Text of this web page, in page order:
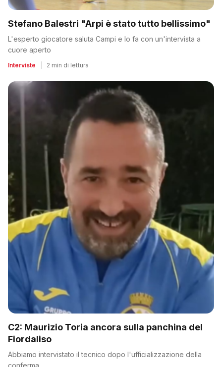
Stefano Balestri "Arpi è stato tutto bellissimo"
L'esperto giocatore saluta Campi e lo fa con un'intervista a
cuore aperto
Interviste 2 min di lettura
C2: Maurizio Toria ancora sulla panchina del
Fiordaliso
Abbiamo intervistato il tecnico dopo l'ufficializzazione della